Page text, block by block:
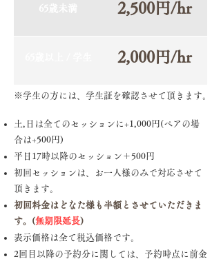
2,500円/hr
2,000円/hr
土,日は全てのセッションに+1,000円(ペアの場
合は+500円)
平日17時以降のセッション＋500円
初回セッションは、お一人様のみで対応させて
頂きます。
初回料金はどなた様も半額とさせていただきま
す。(無期限延長)
表示価格は全て税込価格です。
2回目以降の予約分に関しては、予約時点に前金
※学生の方には、学生証を確認させて頂きます。